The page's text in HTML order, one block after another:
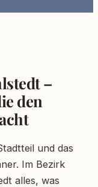
–
den
und das
Im Bezirk
alles, was